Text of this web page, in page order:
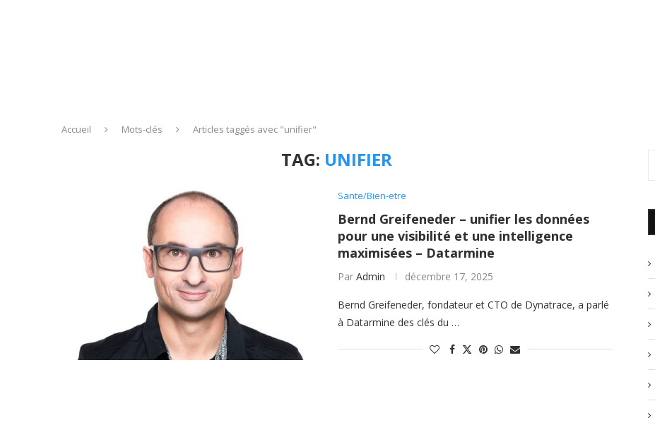
Accueil Mots-clés Articles taggés avec "unifier"
TAG: UNIFIER
Sante/Bien-etre
Bernd Greifeneder – unifier les données
pour une visibilité et une intelligence
maximisées – Datarmine
Par Admin décembre 17, 2025
Bernd Greifeneder, fondateur et CTO de Dynatrace, a parlé
à Datarmine des clés du …